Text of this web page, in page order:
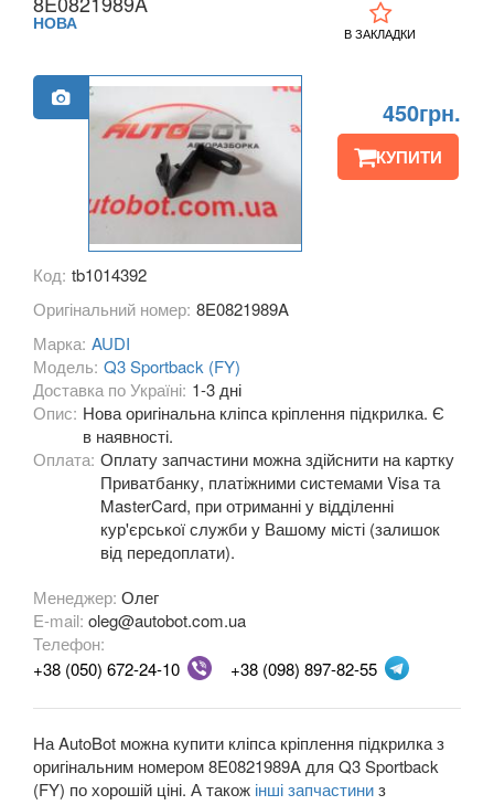
A3 III Cabrio (8V7)
A4 B6 (8E2, 8E5)
A4 B7 (8EC, 8ED)
A4 B8 (8K2, 8K5)
A4 B8 Allroad Quattro (8KH)
A4 B9 Allroad Quattro (8HW)
A5 I (8T0, 8F7)
A5 I Sportback (8TA)
A5 II (F5)
A5 II Sportback (F5A)
A6 C5 (4B)
A6 Allroad Quattro C5 (4BH)
A6 C6 (4F2, 4F5)
A6 C7 (4G2, 4G5)
A6 Allroad Quattro C7 (4GH)
НОВА
450грн.
КУПИТИ
В ЗАКЛАДКИ
Код: tb1014392
Оригінальний номер: 8E0821989A
Марка: AUDI
Модель: Q3 Sportback (FY)
Доставка по Україні: 1-3 дні
Опис: Нова оригінальна кліпса кріплення підкрилка. Є
в наявності.
Оплата: Оплату запчастини можна здійснити на картку
Приватбанку, платіжними системами Visa та
MasterCard, при отриманні у відділенні
кур'єрської служби у Вашому місті (залишок
від передоплати).
Менеджер: Олег
E-mail: oleg@autobot.com.ua
Телефон:
+38 (050) 672-24-10
+38 (098) 897-82-55
На AutoBot можна купити кліпса кріплення підкрилка з
оригінальним номером 8E0821989A для Q3 Sportback
(FY) по хорошій ціні. А також інші запчастиниз